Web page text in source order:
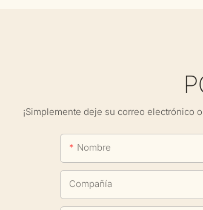
¡Simplemente deje su correo electrónico
Nombre
Compañía